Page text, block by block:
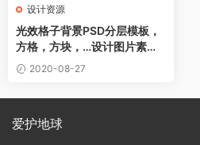
设计资源
光效格子背景PSD分层模板，
方格，方块，…设计图片素材
下载2020-08-27
爱护地球